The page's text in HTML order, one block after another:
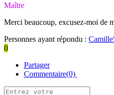
Maître
Merci beaucoup, excusez-moi de
Personnes ayant répondu :
0
Partager
Commentaire(0)